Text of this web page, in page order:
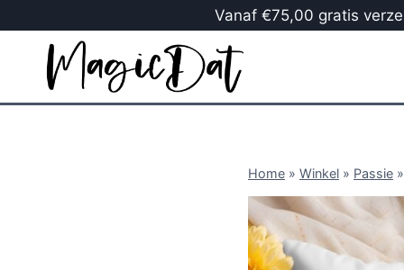
Vanaf €75,00 gratis
Home » Winkel » Passie »